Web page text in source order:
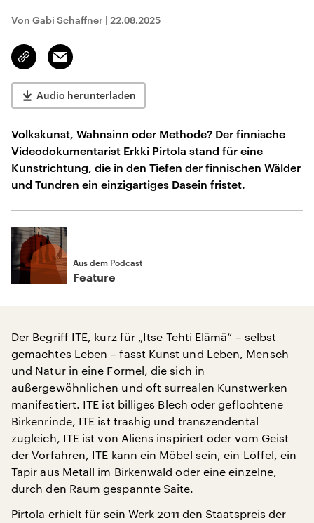
Von Gabi Schaffner | 22.08.2025
Link
kopieren/teilen
Email
Audio herunterladen
Volkskunst, Wahnsinn oder Methode? Der finnische
Videodokumentarist Erkki Pirtola stand für eine
Kunstrichtung, die in den Tiefen der finnischen Wälder
und Tundren ein einzigartiges Dasein fristet.
Aus dem Podcast
Feature
Der Begriff ITE, kurz für „Itse Tehti Elämä“ – selbst
gemachtes Leben – fasst Kunst und Leben, Mensch
und Natur in eine Formel, die sich in
außergewöhnlichen und oft surrealen Kunstwerken
manifestiert. ITE ist billiges Blech oder geflochtene
Birkenrinde, ITE ist trashig und transzendental
zugleich, ITE ist von Aliens inspiriert oder vom Geist
der Vorfahren, ITE kann ein Möbel sein, ein Löffel, ein
Tapir aus Metall im Birkenwald oder eine einzelne,
durch den Raum gespannte Saite.
Pirtola erhielt für sein Werk 2011 den Staatspreis der